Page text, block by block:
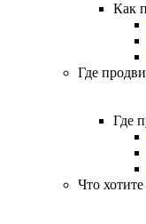
Как
Где
Где
Что